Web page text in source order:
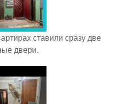
ставили сразу две
двери.